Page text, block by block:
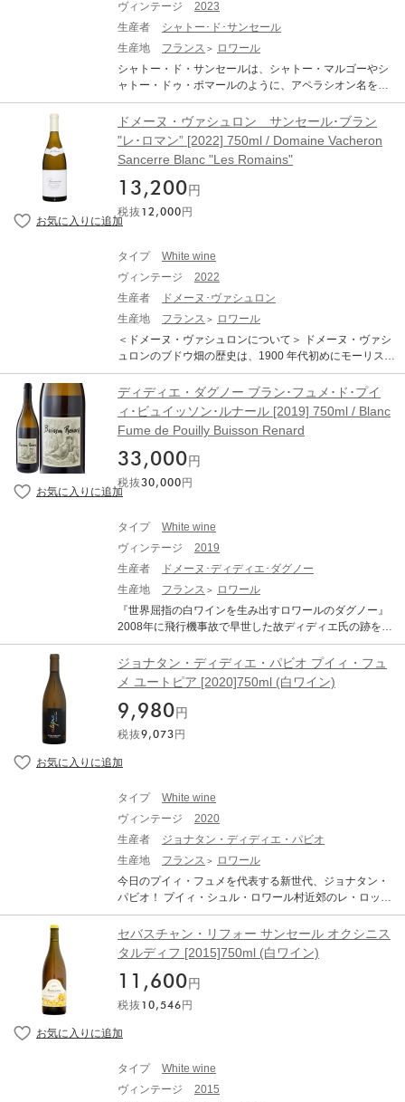
ヴェルツトラミネールが約3分の1ずつの混植・混醸。わ
ずか10cm程度の砂礫質・花崗岩質の表土に、重厚な泥土
質・粘土質の基層。平均樹齢30年。ステンレスタンクで
テクニカル情報■ 栽培：ビオディナミ（1997年ECOCER
T認証、2007年demeter認証）。クローン樹を極力使用し
0hl/ha）。白は除梗せず、赤は約80%除梗する。天然酵
母のみで発酵。赤は木製開放槽、白は大樽で発酵。シュ
ール・リー熟成。 DOMAINE MARCEL DEISS LE JEU D
デ・ヴェール 生産地：フランス アルザス 原産地呼称：A
OC. ALSACE ぶどう品種：リースリング 1/3、ピノ・ノ
ワール 1/3、ゲヴェルツトラミネール 1/3 アルコール度
ォケイト：96 ポイント The Wine Advocate RP 96 Revie
wed by: Stephan Reinhardt Release Price: NA Drink Dat
ng, Blanc de Pinot Noir, Pinot Gris and Gewurztraminer a
lready in the field on the clay marl soils of the Gruenspiel
vineyard but also on the mash that was fermented for fou
r of five weeks in stainless steel before the wine was age
2023. Since Mathieu ferments the wine on the skins, part
icularly in warm years, it comes with a modified label and
only the French-translated name of the original cru. The
salmon-orange colored wine opens with a clear, very ele
gant and aromatic nose of redcurrant and more red berri
es. The wine is dry, very intense and powerful on the pal
ate, nicely bitter (almost like a Campari) but also dense,
highly complex and very long. This is an orange wine wit
d in September 2023, tasted at the domaine in April 202
4. It always takes a few hours to get through the profound
wines of this domaine in Bergheim, each of which has its
ole day here is not because of senior Jean-Michel Deiss,
with whom you can have passionate discussions, even b
eyond all the wines. Jean-Michel only shows up briefly n
owadays, usually in overalls, because he is as active in t
he vineyard as he always wanted to be but never could b
ecause he was also the spokesperson for the domaine a
ver this job to Mathieu, his son, who has been directing t
he estate for many years and has perhaps even further r
efined the taste of the individual terroirs in recent years.
He is also willing to experiment and takes different appro
tstanding white or orange wines can also be fermented o
he zeitgeist. He is open to new and traditional methods i
n order to capture and express the character of a locatio
n. He explains this at length and sometimes poetically, m
aking it clear that he is not only a winemaker but also a r
eflective and creative artist. He always gives his highly c
omplex grands crus more time than the premiers crus so
efore tasted them a good six months after the other singl
e-vineyard wines, as well as the wines from his own Do
maine Le Vignoble du Reveur (The Dreamer's Vineyard)
from his maternal grandfather's vineyards.
ヴィンテージ
2023
生産者
シャトー･ド･サンセール
生産地
フランス
ロワール
シャトー・ド・サンセールは、シャトー・マルゴーやシ
ャトー・ドゥ・ポマールのように、アペラシオン名を冠
した数少ないシャトーの一つです。 多様なテロワールか
らうまれる、サンセールのソーヴィニヨン・ブラン3種の
飲み比べを是非お楽しみください。 通常価格24,310円
（税込）のところ、特別価格19,800円（税込）でご提供
いたします。 ＜シャトー・ド・サンセールについて＞ ロ
ワール左岸に位置するシャトー・ド・サンセールは6世紀
にはすでにブドウが植えられており、12世紀にアウグス
ティノ派の修道士たちによってワイン造りが本格化され
ル、ビュエ、メネトレオール、トヴネイ、クレザンシー
の各村にテール・ブランシュ（キンメリジャンの粘土石
灰質土壌）、シレックス、カイヨット（石灰岩の小石を
多く含む土壌）の3つの異なる土壌の畑を計57ha所有
し、テロワールの多様性を余すところなく表現するワイ
VE（環境価値重視認定）レベル4の認定を受けていま
す。 ーーワインについてーー ＜サンセール・ブラ
石灰質の小石の３つのテロワールをブレンドすること
で、複雑性のある、繊細でエレガントなワインが生まれ
ます。区画ごとに醸造し、澱の上で8か月間の熟成。エキ
ルが感じられます。 ＜サンセール・ブラン “キュヴェ・
デュ・コネタブル” 2022＞ シレックスと白亜質粘土の自
社畑の最良の区画の古樹を使用しています。地元産のオ
間熟成。フレッシュなフルーツの香り。ウッディさが感
じられるフィニッシュとなっています。 ＜サンセール・
ス100％の畑。ステンレスタンクと樽を使用して発酵。
ステンレスタンクとオークの新樽（15％）で８～12か月
の熟成しています。白い果実とフローラルな香り。フレ
ッシュでクリスピー、ミネラルが感じられます。シレッ
テンシャルも高いです。
ドメーヌ・ヴァシュロン サンセール･ブラン
"レ･ロマン” [2022] 750ml / Domaine Vacheron
Sancerre Blanc "Les Romains"
13,200 円
税抜 12,000 円
タイプ
White wine
ヴィンテージ
2022
生産者
ドメーヌ･ヴァシュロン
生産地
フランス
ロワール
＜ドメーヌ・ヴァシュロンについて＞ ドメーヌ・ヴァシ
ュロンのブドウ畑の歴史は、1900 年代初めにモーリス・
ヴァシュロンの始めた 1ha 強のブドウ畑から始まりま
す。当時、サンセールのワイン産業の規模は小さく、穀
物の栽培や、牧畜なども同時に行われていました。サン
セールにおけるピノ・ノワールの可能性を信じた息子の
ジャンは、「レ・ロマン」の丘陵地など、畑の整理統合
を行い、1962 年からは AOC サンセールの栽培者組合の
長を務めました。 1950 年代に芽吹いたワイン造りは、1
960 年代になってようやく単作の産業として発展してい
からサンセール・ルージュとサンセール・ブランを生産
するために最良のテロワールを選び、畑を広げていきま
す。90 年代後半から実験的にいくつかの区画でビオディ
ナミを試み、2004 年からは畑の全てがエコセールによる
有機栽培とビオディナミの認証を受けています。 現在、
インを造りだすことで世界的ワイン・メディアからも常
に高い評価を受けています。畑の区画は、半分はシレッ
ソーヴィニョン・ブランの平均樹齢は約 20 年。「レ・ロ
マン」は、シレックスのテロワールのみとなっていま
オンでも最も日当たりのよいテロワールです。 ＜味わい
＞ 柑橘類、キャラメリゼしたピーチの香り。力強く、ミ
魚、甲殻類、ホタテ、オマール、イセエビによく合いま
群で、ヴァシュロン家では年末にキャビアと合わせるよ
うです。 ＜収穫と醸造＞ 順次選別を行いながら、手摘み
度は20℃以下。酵母添加は行いません。オリを残し、1年
～3年使った樽とタンクを半々で１年間熟成させます。
ディディエ・ダグノー ブラン･フュメ･ド･プイ
ィ･ビュイッソン･ルナール [2019] 750ml / Blanc
Fume de Pouilly Buisson Renard
33,000 円
税抜30,000 円
タイプ
White wine
ヴィンテージ
2019
生産者
ドメーヌ･ディディエ･ダグノー
生産地
フランス
ロワール
『世界屈指の白ワインを生み出すロワールのダグノー』
2008年に飛行機事故で早世した故ディディエ氏の跡を継
いだ息子のルイ ベンジャマン氏は、ブドウの成熟を重視
しながらヴィンテージごとの個性やテロワールをしっか
り表現するワイン造りを行っています。畑の広さは約12
haで土壌と環境を尊重し、父の故ディディエ氏が1989年
から続けてきたビオディナミを引き継いでいます。畑の
区画によっては馬で耕作を行い、出来る限り機械は使わ
ないような栽培方法が採られています。 【オリジナリテ
ィや信念、哲学を表現する本物のワインを造る】 ブドウ
造所の2階にある除梗機で100%除梗され、1階にある空
圧式圧搾機でプレスし、地下のタンクへブドウ果汁が運
ばれます。この間のブドウの移送はすべて重力によって
行われます。そして醗酵前に果汁を冷やし、不純物を取
り除くための澱引きを密に行います。樽でのアルコール
ぞれ25%ずつ使用。樽の種類も特注のシガールと呼ばれ
る300ℓの樽とドゥミ・ムイと呼ばれる600ℓの樽を主に使
出るようにしています。12ヶ月の醗酵、熟成後にステン
レスタンクでアサンブラージュをしてさらに8ヶ月熟成さ
いるので、各アイテムの違いはテロワールのみになりま
す。 肉厚で芳醇なソーヴィニヨン・ブラン 平均樹齢は約
が使われます。シレックスは粒が大きく地表にあるだけ
ドウができます。フルーティで香りも高く、肉厚でオイ
リーなワインです
ジョナタン・ディディエ・パビオ プイィ・フュ
メ ユートピア [2020]750ml (白ワイン)
9,980 円
税抜9,073 円
タイプ
White wine
ヴィンテージ
2020
生産者
ジョナタン・ディディエ・パビオ
生産地
フランス
ロワール
今日のプイィ・フュメを代表する新世代、ジョナタン・
パビオ！ プイィ・シュル・ロワール村近郊のレ・ロッジ
ュ村に5世代続くぶどう栽培家の家系で、1977年にディ
ディエ・パビオがドメーヌを設立。2005年に息子のジョ
ナタンが継承しました。研修先だったフォジェールの
「レオン・バラル」でビオディナミに出会い、衝撃を受
けたという彼は、2006年から、（プレパラシオンの使用
など）一部にビオディナミの手法を採り入れた、ビオロ
ジー栽培を開始しました。 まださほど知名度が高くない
にもかかわらず、仏ミシュラン3つ星の「ラルページュ」
ウス」「ル・グラン・ヴェフール」「ル・クリヨン」と
いったフランスの最高級レストランに続々とオンリスト
されている彼のプイィ・フュメは、コルクを抜くやいな
セバスチャン・リフォー サンセール オクシニス
タルディフ [2015]750ml (白ワイン)
11,600 円
税抜 10,546 円
タイプ
White wine
ヴィンテージ
2015